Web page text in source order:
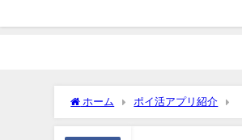
ホーム ポイ活アプリ紹介